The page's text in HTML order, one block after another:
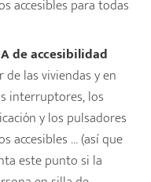
accesibles para todas
de accesibilidad
las viviendas y en
interruptores, los
y los pulsadores
accesibles … (así que
este punto si la